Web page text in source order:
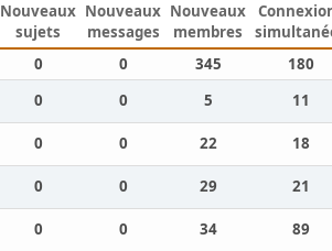
Nouveaux
sujets
Nouveaux
messages
Nouveaux
membres
0 0 345
180
0 0 5
11
0 0 22
18
0 0 29
21
0 0 34
89